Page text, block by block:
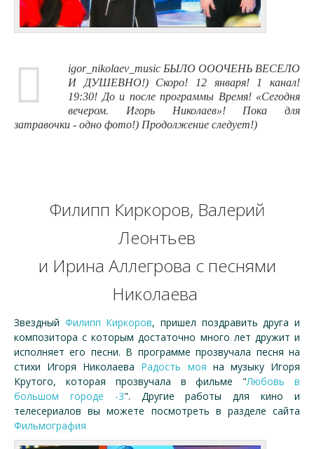
igor_nikolaev_music БЫЛО ОООЧЕНЬ ВЕСЕЛО
И ДУШЕВНО!) Скоро! 12 января! 1 канал!
19:30! До и после программы Время! «Сегодня
вечером. Игорь Николаев»! Пока для
затравочки - одно фото!) Продолжение следует!)
Филипп Киркоров, Валерий
Леонтьев
и Ирина Аллегрова с песнями
Николаева
Звездный Филипп Киркоров, пришел поздравить друга и
композитора с которым достаточно много лет дружит и
исполняет его песни. В программе прозвучала песня на
стихи Игоря Николаева Радость моя на музыку Игоря
Крутого, которая прозвучала в фильме "Любовь в
большом городе -3". Другие работы для кино и
телесериалов вы можете посмотреть в разделе сайта
Фильмография